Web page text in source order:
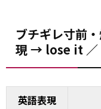
ブチギレ寸前
現 → lose it
英語表現